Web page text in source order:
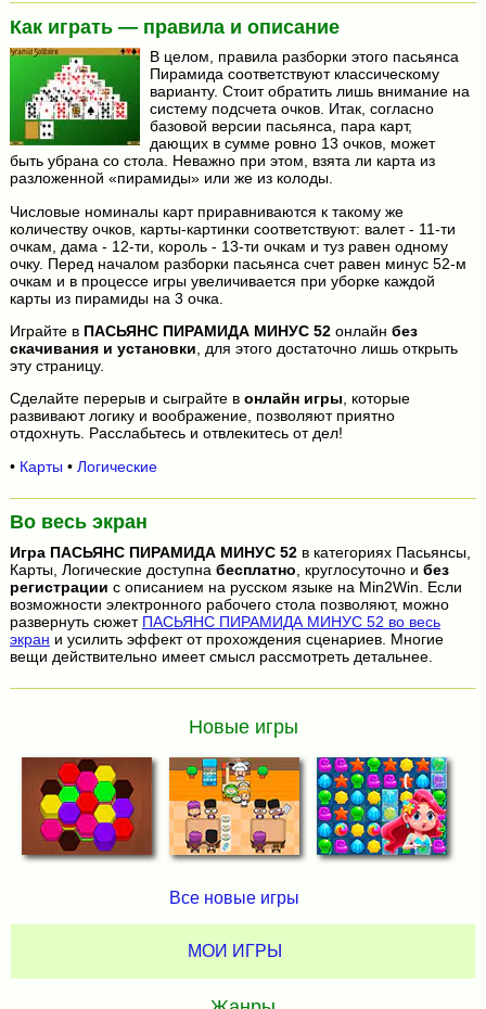
Как играть — правила и описание
В целом, правила разборки этого пасьянса
Пирамида соответствуют классическому
варианту. Стоит обратить лишь внимание на
систему подсчета очков. Итак, согласно
базовой версии пасьянса, пара карт,
дающих в сумме ровно 13 очков, может
быть убрана со стола. Неважно при этом, взята ли карта из
разложенной «пирамиды» или же из колоды.
Числовые номиналы карт приравниваются к такому же
количеству очков, карты-картинки соответствуют: валет - 11-ти
очкам, дама - 12-ти, король - 13-ти очкам и туз равен одному
очку. Перед началом разборки пасьянса счет равен минус 52-м
очкам и в процессе игры увеличивается при уборке каждой
карты из пирамиды на 3 очка.
Играйте в ПАСЬЯНС ПИРАМИДА МИНУС 52онлайн без
скачивания и установки , для этого достаточно лишь открыть
эту страницу.
Сделайте перерыв и сыграйте в онлайн игры, которые
развивают логику и воображение, позволяют приятно
отдохнуть. Расслабьтесь и отвлекитесь от дел!
• Карты • Логические
Во весь экран
Игра ПАСЬЯНС ПИРАМИДА МИНУС 52в категориях Пасьянсы,
Карты, Логические доступна бесплатно , круглосуточно и без
регистрации с описанием на русском языке на Min2Win. Если
возможности электронного рабочего стола позволяют, можно
развернуть сюжет ПАСЬЯНС ПИРАМИДА МИНУС 52 во весь
экран и усилить эффект от прохождения сценариев. Многие
вещи действительно имеет смысл рассмотреть детальнее.
Новые игры
Все новые игры
МОИ ИГРЫ